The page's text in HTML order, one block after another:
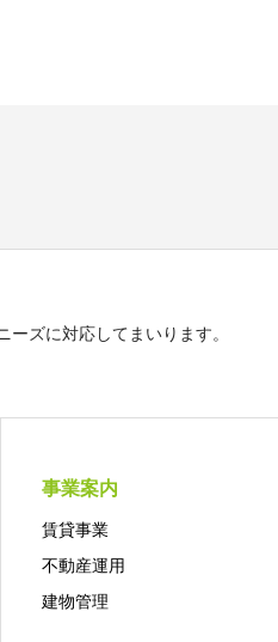
ズに対応してまいります。
事業案内
賃貸事業
不動産運用
建物管理